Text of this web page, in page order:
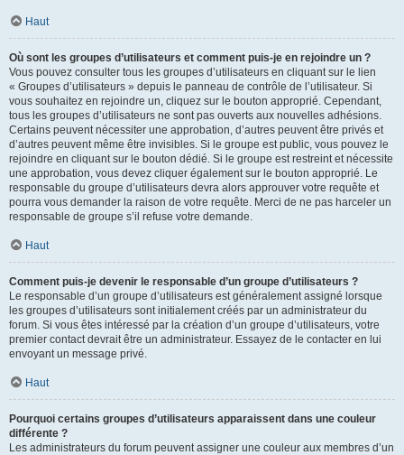
Haut
Où sont les groupes d’utilisateurs et comment puis-je en rejoindre un ?
Vous pouvez consulter tous les groupes d’utilisateurs en cliquant sur le lien
« Groupes d’utilisateurs » depuis le panneau de contrôle de l’utilisateur. Si
vous souhaitez en rejoindre un, cliquez sur le bouton approprié. Cependant,
tous les groupes d’utilisateurs ne sont pas ouverts aux nouvelles adhésions.
Certains peuvent nécessiter une approbation, d’autres peuvent être privés et
d’autres peuvent même être invisibles. Si le groupe est public, vous pouvez le
rejoindre en cliquant sur le bouton dédié. Si le groupe est restreint et nécessite
une approbation, vous devez cliquer également sur le bouton approprié. Le
responsable du groupe d’utilisateurs devra alors approuver votre requête et
pourra vous demander la raison de votre requête. Merci de ne pas harceler un
responsable de groupe s’il refuse votre demande.
Haut
Comment puis-je devenir le responsable d’un groupe d’utilisateurs ?
Le responsable d’un groupe d’utilisateurs est généralement assigné lorsque
les groupes d’utilisateurs sont initialement créés par un administrateur du
forum. Si vous êtes intéressé par la création d’un groupe d’utilisateurs, votre
premier contact devrait être un administrateur. Essayez de le contacter en lui
envoyant un message privé.
Haut
Pourquoi certains groupes d’utilisateurs apparaissent dans une couleur
différente ?
Les administrateurs du forum peuvent assigner une couleur aux membres d’un